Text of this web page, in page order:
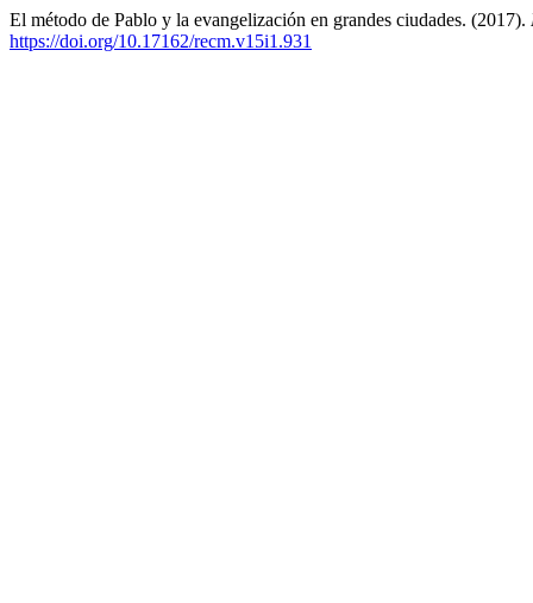
El método de Pablo y la evangelización en grandes ciudades. (2017).
https://doi.org/10.17162/recm.v15i1.931